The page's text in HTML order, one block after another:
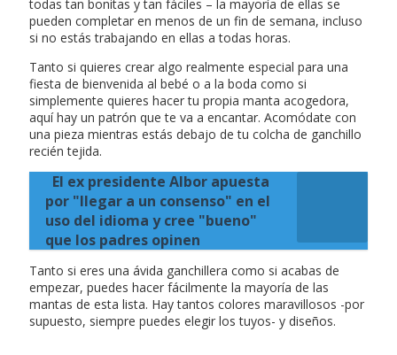
todas tan bonitas y tan fáciles – la mayoría de ellas se
pueden completar en menos de un fin de semana, incluso
si no estás trabajando en ellas a todas horas.
Tanto si quieres crear algo realmente especial para una
fiesta de bienvenida al bebé o a la boda como si
simplemente quieres hacer tu propia manta acogedora,
aquí hay un patrón que te va a encantar. Acomódate con
una pieza mientras estás debajo de tu colcha de ganchillo
recién tejida.
El ex presidente Albor apuesta
por "llegar a un consenso" en el
uso del idioma y cree "bueno"
que los padres opinen
Tanto si eres una ávida ganchillera como si acabas de
empezar, puedes hacer fácilmente la mayoría de las
mantas de esta lista. Hay tantos colores maravillosos -por
supuesto, siempre puedes elegir los tuyos- y diseños.